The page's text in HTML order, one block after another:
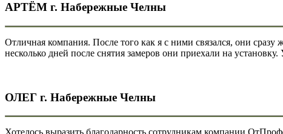
АРТЁМ г. Набережные Челны
Отличная компания. После того как я с ними связался, они
несколько дней после снятия замеров они приехали на
ОЛЕГ г. Набережные Челны